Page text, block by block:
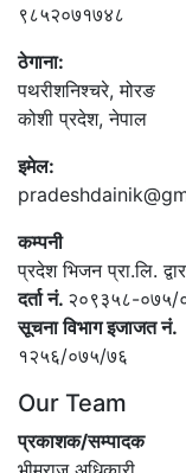
९८५२०७१७४८
ठेगाना:
पथरीशनिश्‍चरे, मोरङ
कोशी प्रदेश, नेपाल
इमेल:
कम्पनी
प्रदेश भिजन प्रा.लि.
दर्ता नं. २०९३५८-०७५/
सूचना विभाग इजाजत नं.
१२५६/०७५/७६
Our Team
प्रकाशक/सम्पादक